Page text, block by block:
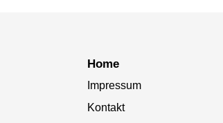
Home
Impressum
Kontakt